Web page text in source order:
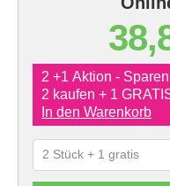
2 +1 Aktion -
2 kaufen + 1
In den Warenkorb